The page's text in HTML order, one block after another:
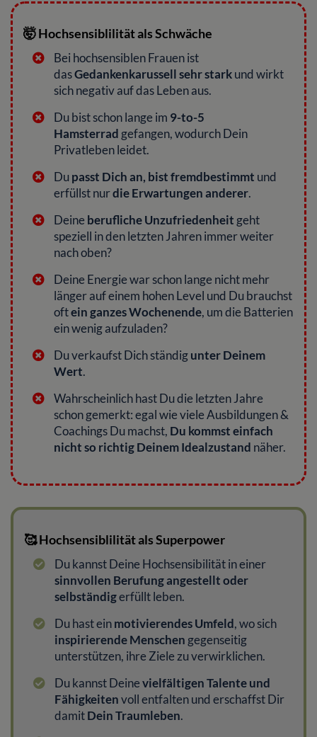
🤯 Hochsensiblilität als Schwäche
Bei hochsensiblen Frauen ist
dasGedankenkarussell sehr starkund wirkt
sich negativ auf das Leben aus.
Du bist schon lange im 9-to-5
Hamsterrad gefangen, wodurch Dein
Privatleben leidet.
Dupasst Dich an, bist fremdbestimmt und
erfüllst nurdie Erwartungen anderer.
Deine berufliche Unzufriedenheit geht
speziell in den letzten Jahren immer weiter
nach oben?
Deine Energie war schon lange nicht mehr
länger auf einem hohen Level und Du brauchst
oftein ganzes Wochenende, um die Batterien
ein wenig aufzuladen?
Du verkaufst Dich ständigunter Deinem
Wert.
Wahrscheinlich hast Du die letzten Jahre
schon gemerkt: egal wie viele Ausbildungen &
Coachings Du machst, Du kommst einfach
nicht so richtig Deinem Idealzustand näher.
🥰 Hochsensiblilität als Superpower
Du kannst Deine Hochsensibilität in einer
sinnvollen Berufung angestellt oder
selbständigerfüllt leben.
Du hast einmotivierendes Umfeld, wo sich
inspirierende Menschen gegenseitig
unterstützen, ihre Ziele zu verwirklichen.
Du kannst Deinevielfältigen Talente und
Fähigkeitenvoll entfalten und erschaffst Dir
damitDein Traumleben.